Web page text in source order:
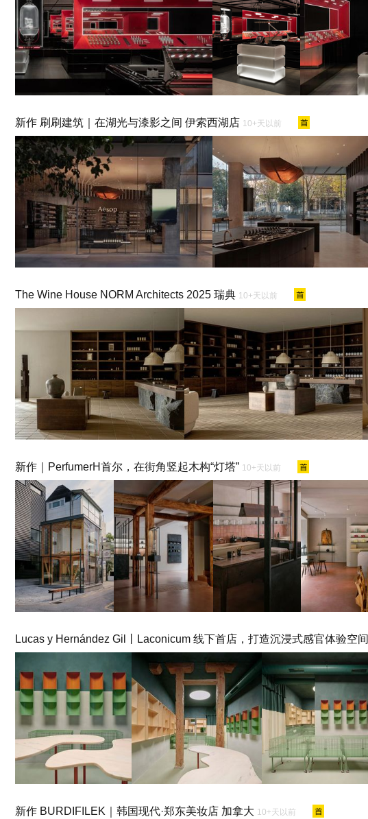
新作 刷刷建筑｜在湖光与漆影之间 伊索西湖店 10+天以前
The Wine House NORM Architects 2025 瑞典 10+天以前
新作｜PerfumerH首尔，在街角竖起木构“灯塔” 10+天以前
Lucas y Hernández Gil丨Laconicum 线下首店，打造沉浸式感官体验空间
新作 BURDIFILEK｜韩国现代·郑东美妆店 加拿大 10+天以前